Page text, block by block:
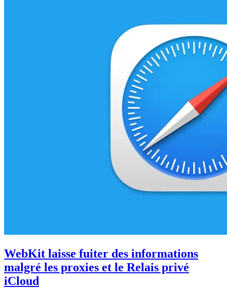
WebKit laisse fuiter des informations
malgré les proxies et le Relais privé
iCloud